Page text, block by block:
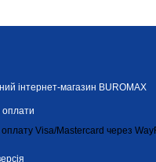
інтернет-магазин BUROMAX